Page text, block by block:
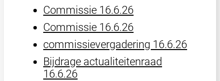
Commissie 16.6.26
Commissie 16.6.26
commissievergadering 16.6.26
Bijdrage actualiteitenraad
16.6.26